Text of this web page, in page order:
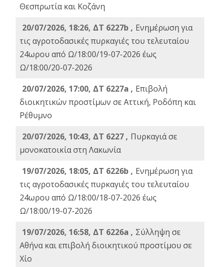
Θεσπρωτία και Κοζάνη
20/07/2026, 18:26, ΔΤ 6227b , Ενημέρωση για
τις αγροτοδασικές πυρκαγιές του τελευταίου
24ωρου από Ω/18:00/19-07-2026 έως
Ω/18:00/20-07-2026
20/07/2026, 17:00, ΔΤ 6227a , Επιβολή
διοικητικών προστίμων σε Αττική, Ροδόπη και
Ρέθυμνο
20/07/2026, 10:43, ΔΤ 6227 , Πυρκαγιά σε
μονοκατοικία στη Λακωνία
19/07/2026, 18:05, ΔΤ 6226b , Ενημέρωση για
τις αγροτοδασικές πυρκαγιές του τελευταίου
24ωρου από Ω/18:00/18-07-2026 έως
Ω/18:00/19-07-2026
19/07/2026, 16:58, ΔΤ 6226a , Σύλληψη σε
Αθήνα και επιβολή διοικητικού προστίμου σε
Χίο